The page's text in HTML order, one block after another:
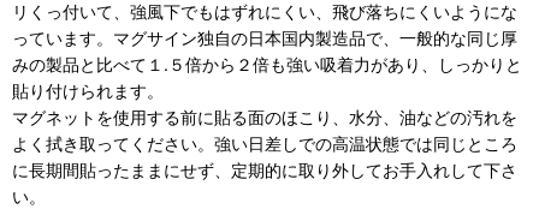
リくっ付いて、強風下でもはずれにくい、飛び落ちにくいようにな
っています。マグサイン独自の日本国内製造品で、一般的な同じ厚
みの製品と比べて１.５倍から２倍も強い吸着力があり、しっかりと
貼り付けられます。
マグネットを使用する前に貼る面のほこり、水分、油などの汚れを
よく拭き取ってください。強い日差しでの高温状態では同じところ
に長期間貼ったままにせず、定期的に取り外してお手入れして下さ
い。